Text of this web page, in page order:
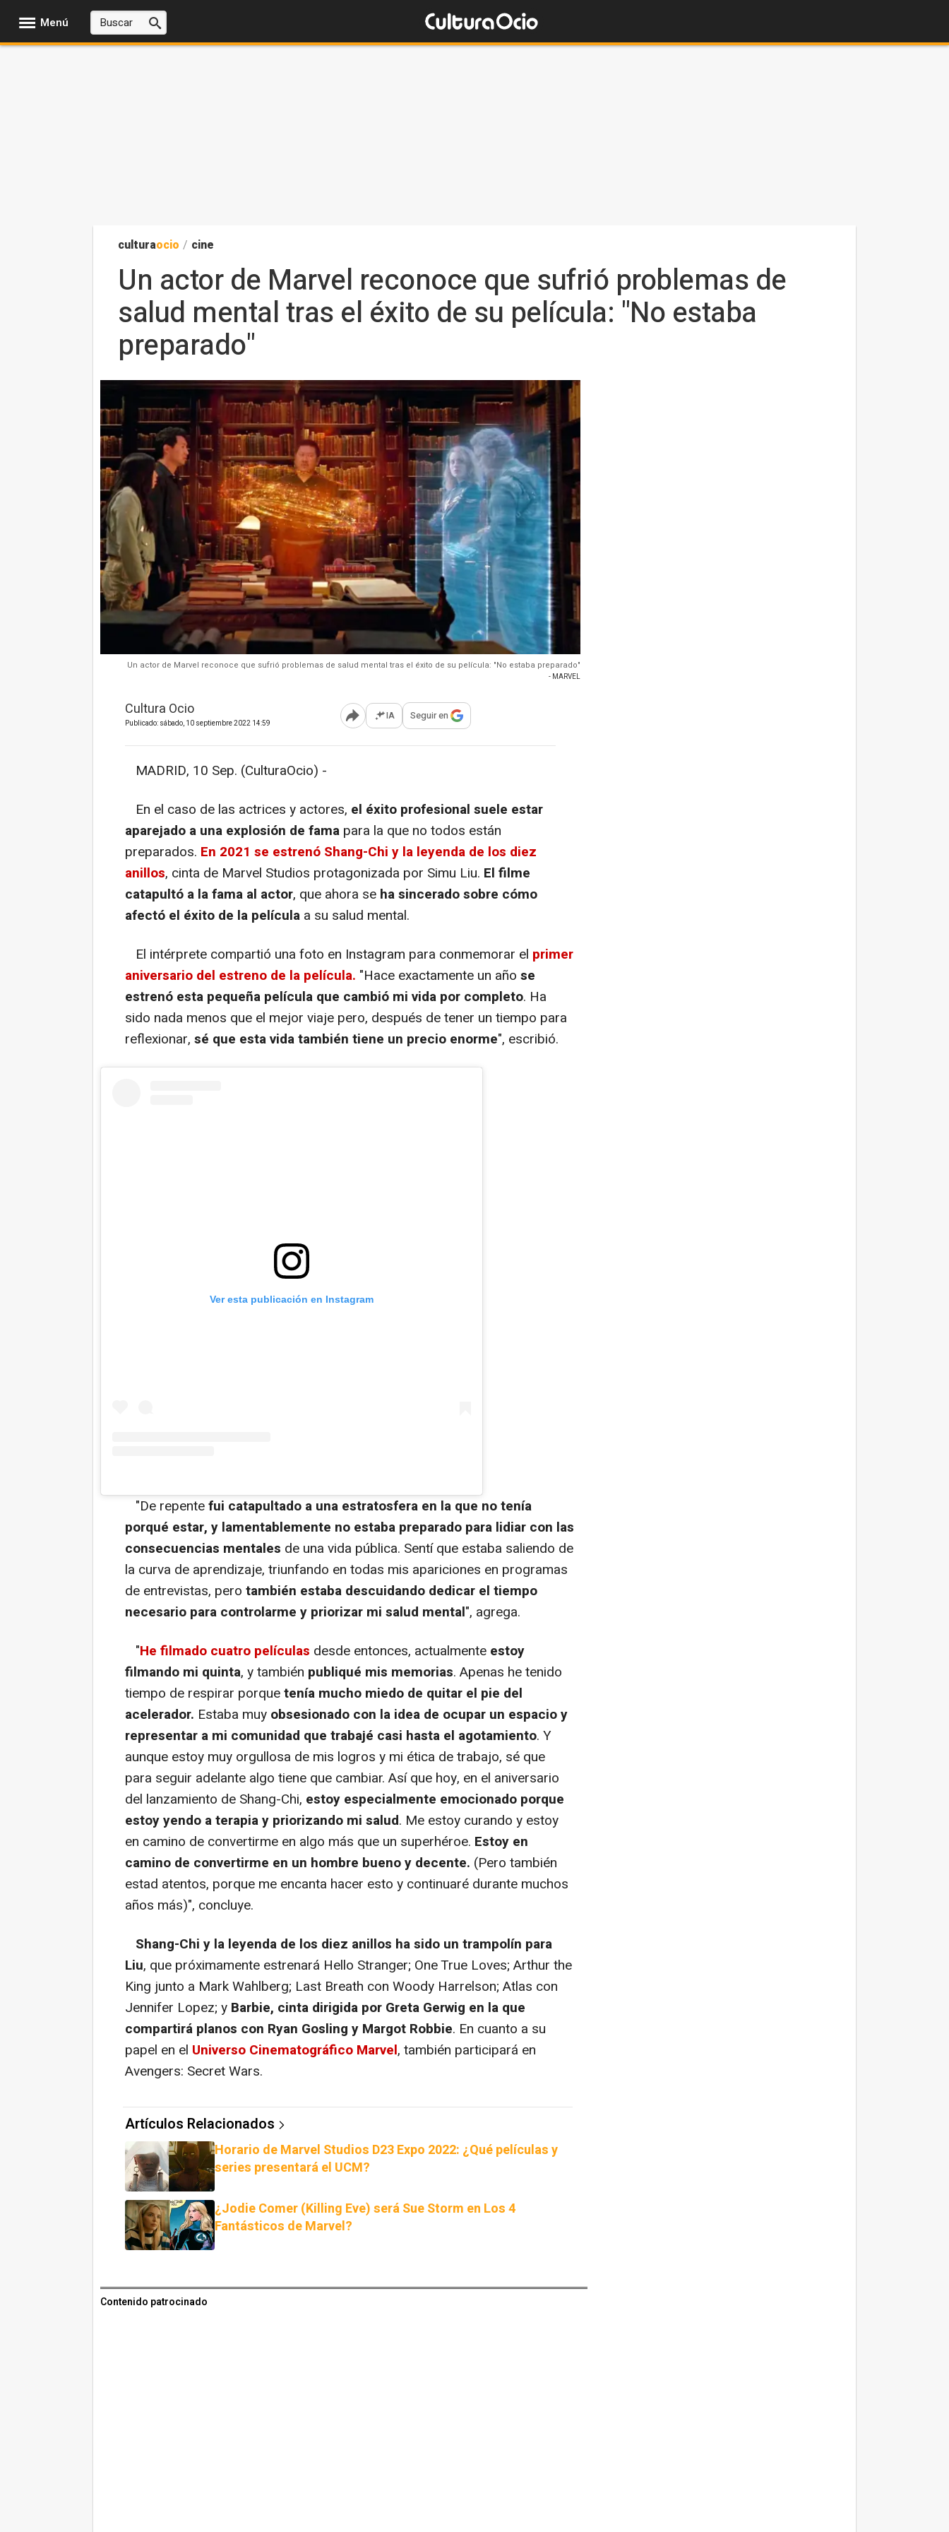
Menú
culturaocio / cine
Un actor de Marvel reconoce que sufrió problemas de
salud mental tras el éxito de su película: "No estaba
preparado"
Un actor de Marvel reconoce que sufrió problemas de salud mental tras el éxito de su película: "No estaba preparado"
- MARVEL
Cultura Ocio
Publicado: sábado, 10 septiembre 2022 14:59 Abrir opciones para compartir
IA Seguir en
MADRID, 10 Sep. (CulturaOcio) -
En el caso de las actrices y actores, el éxito profesional suele estar
aparejado a una explosión de fama para la que no todos están
preparados. En 2021 se estrenó Shang-Chi y la leyenda de los diez
anillos, cinta de Marvel Studios protagonizada por Simu Liu. El filme
catapultó a la fama al actor, que ahora se ha sincerado sobre cómo
afectó el éxito de la película a su salud mental.
El intérprete compartió una foto en Instagram para conmemorar el primer
aniversario del estreno de la película. "Hace exactamente un año se
estrenó esta pequeña película que cambió mi vida por completo. Ha
sido nada menos que el mejor viaje pero, después de tener un tiempo para
reflexionar, sé que esta vida también tiene un precio enorme", escribió.
Ver esta publicación en Instagram
"De repentefui catapultado a una estratosfera en la que no tenía
porqué estar, y lamentablemente no estaba preparado para lidiar con las
consecuencias mentales de una vida pública. Sentí que estaba saliendo de
la curva de aprendizaje, triunfando en todas mis apariciones en programas
de entrevistas, pero también estaba descuidando dedicar el tiempo
necesario para controlarme y priorizar mi salud mental", agrega.
"He filmado cuatro películas desde entonces, actualmente estoy
filmando mi quinta, y también publiqué mis memorias. Apenas he tenido
tiempo de respirar porquetenía mucho miedo de quitar el pie del
acelerador. Estaba muy obsesionado con la idea de ocupar un espacio y
representar a mi comunidad que trabajé casi hasta el agotamiento. Y
aunque estoy muy orgullosa de mis logros y mi ética de trabajo, sé que
para seguir adelante algo tiene que cambiar. Así que hoy, en el aniversario
del lanzamiento de Shang-Chi, estoy especialmente emocionado porque
estoy yendo a terapia y priorizando mi salud. Me estoy curando y estoy
en camino de convertirme en algo más que un superhéroe. Estoy en
camino de convertirme en un hombre bueno y decente. (Pero también
estad atentos, porque me encanta hacer esto y continuaré durante muchos
años más)", concluye.
Shang-Chi y la leyenda de los diez anillos ha sido un trampolín para
Liu, que próximamente estrenará Hello Stranger; One True Loves; Arthur the
King junto a Mark Wahlberg; Last Breath con Woody Harrelson; Atlas con
Jennifer Lopez; y Barbie, cinta dirigida por Greta Gerwig en la que
compartirá planos con Ryan Gosling y Margot Robbie. En cuanto a su
papel en el Universo Cinematográfico Marvel, también participará en
Avengers: Secret Wars.
Artículos Relacionados
Horario de Marvel Studios D23 Expo 2022: ¿Qué películas y
series presentará el UCM?
¿Jodie Comer (Killing Eve) será Sue Storm en Los 4
Fantásticos de Marvel?
Contenido patrocinado